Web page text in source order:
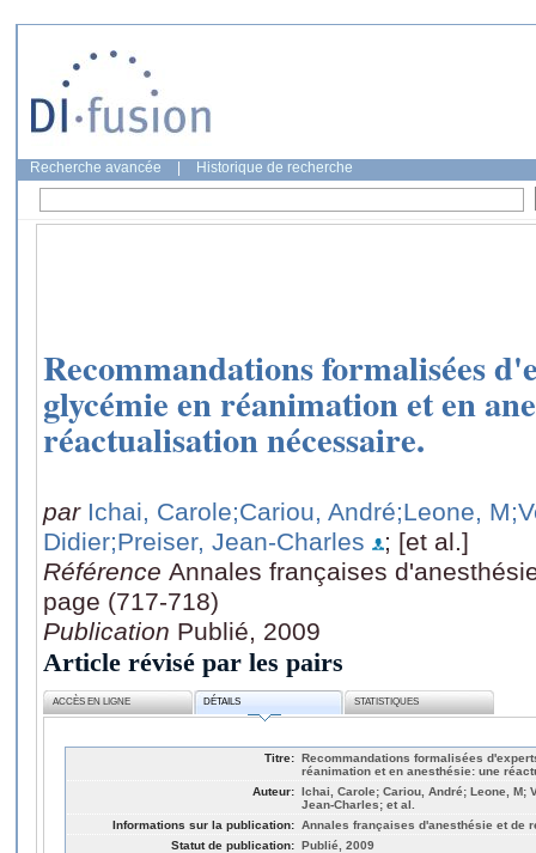
Recherche avancée Historique de recherche
Recommandations formalisées
glycémie en réanimation et en
réactualisation nécessaire.
par Ichai, Carole;Cariou, André;Leone, M
Didier;Preiser, Jean-Charles
; [et al.]
Référence Annales françaises
page (717-718)
Publication Publié, 2009
Article révisé par les pairs
ACCÈS EN LIGNE DÉTAILS STATISTIQUES
Titre: Recommandations formalisées
réanimation et en anesthésie: une
Auteur: Ichai, Carole; Cariou, André; Leone, M;
Jean-Charles; et al.
Informations sur la publication: Annales françaises d'anesthésie et de
Statut de publication: Publié, 2009